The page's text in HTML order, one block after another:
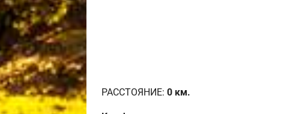
РАССТОЯНИЕ: 0 км.